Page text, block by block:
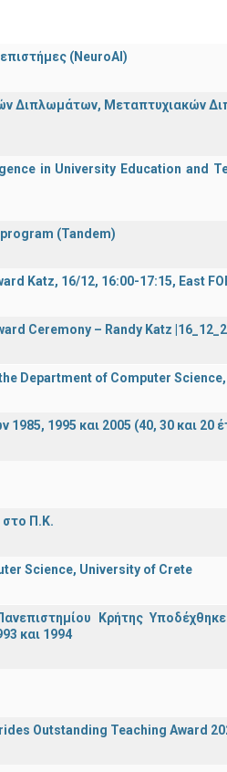
(NeuroAI)
Διπλωμάτων, Μεταπτυχιακών
in University Education and
program (Tandem)
Katz, 16/12, 16:00-17:15, East
Ceremony – Randy Katz
Department of Computer Science,
1995 και 2005 (40, 30 και 20
στο Π.Κ.
Science, University of Crete
Κρήτης
και 1994
Outstanding Teaching Award